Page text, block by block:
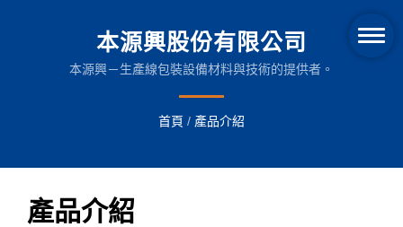
本源興股份有限公司
本源興－生產線包裝設備材料與技術的提供者。
首頁 / 產品介紹
產品介紹